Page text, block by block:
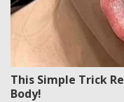
This Simple Trick
Body!